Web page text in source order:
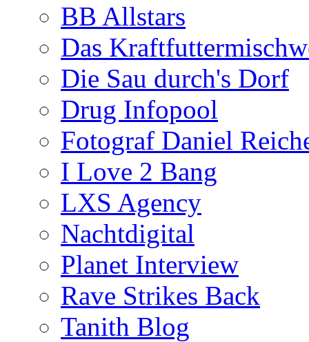
BB Allstars
Das
Die Sau durch's Dorf
Drug Infopool
Fotograf Daniel
I Love 2 Bang
LXS Agency
Nachtdigital
Planet Interview
Rave Strikes Back
Tanith Blog